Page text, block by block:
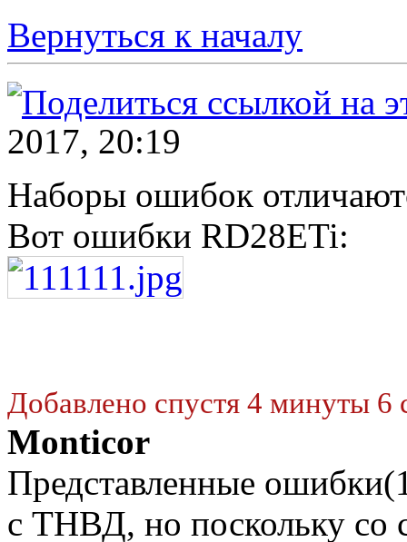
Вернуться к началу
2017, 20:19
Наборы ошибок
Вот ошибки RD28ETi:
Добавлено спустя 4 минуты 6
Monticor
Представленные
с ТНВД, но поскольку со